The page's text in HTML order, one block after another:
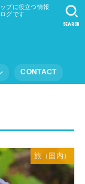
プに役立つ情報
グです
CONTACT
SEARCH
旅（国内）